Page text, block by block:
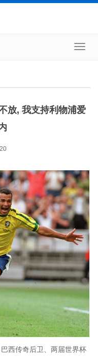
放, 我支持利物浦爱
西传奇后卫、两届世界杯